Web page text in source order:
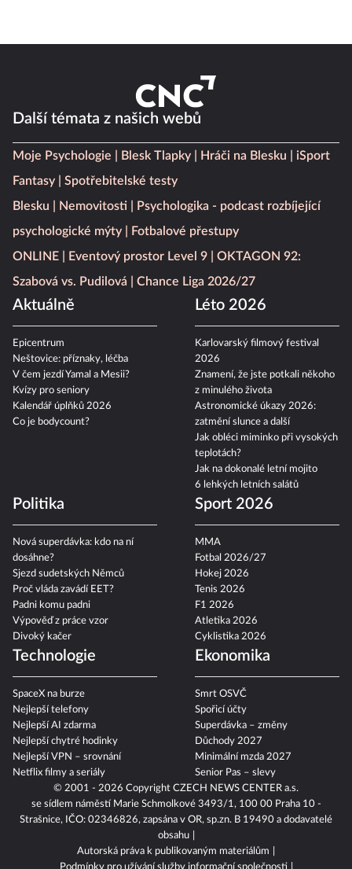
© 2001 - 2026 Copyright CZECH NEWS CENTER a.s.
se sídlem náměstí Marie Schmolkové 3493/1, 100 00 Praha 10 -
Strašnice, IČO: 02346826, zapsána v OR, sp.zn. B 19490 a dodavatelé
obsahu
Autorská práva k publikovaným materiálům
Další témata z našich webů
Moje Psychologie Blesk Tlapky Hráči na Blesku
iSport
Fantasy
Spotřebitelské testy
Blesku
Nemovitosti
Psychologika - podcast rozbíjející
psychologické mýty
Fotbalové přestupy
ONLINE
Eventový prostor Level 9
OKTAGON 92:
Szabová vs. Pudilová
Chance Liga 2026/27
Aktuálně
Epicentrum
Neštovice: příznaky, léčba
V čem jezdí Yamal a Mesii?
Kvízy pro seniory
Kalendář úplňků 2026
Co je bodycount?
Léto 2026
Karlovarský filmový festival
2026
Znamení, že jste potkali někoho
z minulého života
Astronomické úkazy 2026:
zatmění slunce a další
Jak obléci miminko při vysokých
teplotách?
Jak na dokonalé letní mojito
6 lehkých letních salátů
Politika
Nová superdávka: kdo na ní
dosáhne?
Sjezd sudetských Němců
Proč vláda zavádí EET?
Padni komu padni
Výpověď z práce vzor
Divoký kačer
Sport 2026
MMA
Fotbal 2026/27
Hokej 2026
Tenis 2026
F1 2026
Atletika 2026
Cyklistika 2026
Technologie
SpaceX na burze
Nejlepší telefony
Nejlepší AI zdarma
Nejlepší chytré hodinky
Nejlepší VPN – srovnání
Netflix filmy a seriály
Ekonomika
Smrt OSVČ
Spořicí účty
Superdávka – změny
Důchody 2027
Minimální mzda 2027
Senior Pas – slevy